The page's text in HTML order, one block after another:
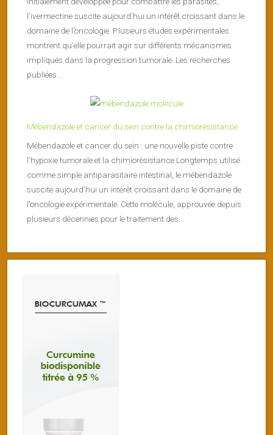
l’ivermectine suscite aujourd’hui un intérêt croissant dans le
domaine de l’oncologie. Plusieurs études expérimentales
montrent qu’elle pourrait agir sur différents mécanismes
impliqués dans la progression tumorale. Les recherches
publiées...
Mébendazole et cancer du sein contre la chimiorésistance
Mébendazole et cancer du sein : une nouvelle piste contre
l’hypoxie tumorale et la chimiorésistance Longtemps utilisé
comme simple antiparasitaire intestinal, le mébendazole
suscite aujourd’hui un intérêt croissant dans le domaine de
l’oncologie expérimentale. Cette molécule, approuvée depuis
plusieurs décennies pour le traitement des...